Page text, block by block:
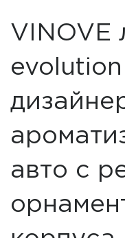
VINOVE
авто c